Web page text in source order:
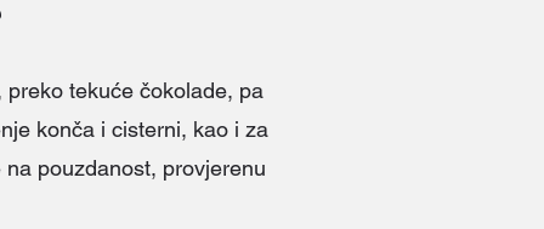
tekuće čokolade, pa
konča i cisterni, kao i za
pouzdanost, provjerenu